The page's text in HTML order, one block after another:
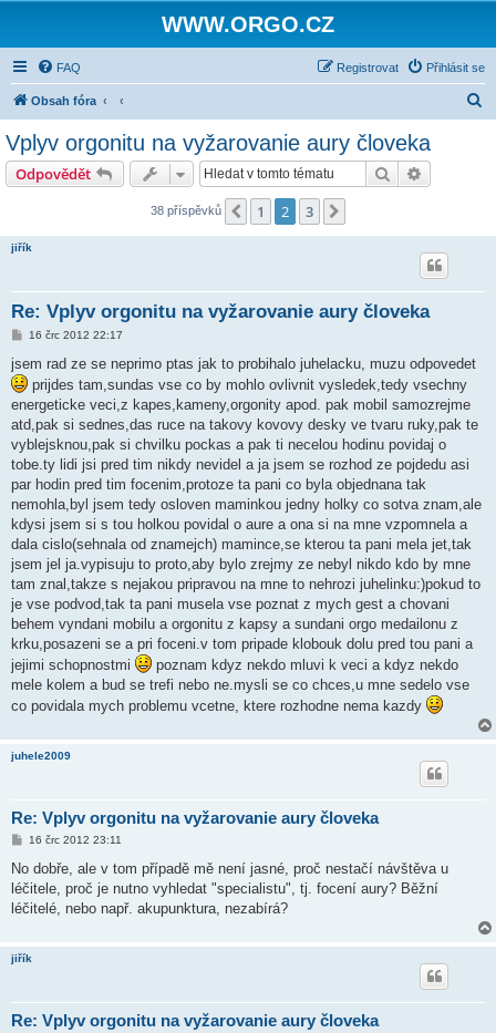
WWW.ORGO.CZ
FAQ Přihlásit se
Registrovat
Obsah fóra
Vplyv orgonitu na vyžarovanie aury človeka
Odpovědět Hledat
38 příspěvků Předchozí
1 2 3
jiřík
Re: Vplyv orgonitu na vyžarovanie aury človeka
P
í
s
p
ě
v
e
k
16 črc 2012 22:17
jsem rad ze se neprimo ptas jak to probihalo juhelacku, muzu odpovedet
prijdes tam,sundas vse co by mohlo ovlivnit vysledek,tedy vsechny
energeticke veci,z kapes,kameny,orgonity apod. pak mobil samozrejme
atd,pak si sednes,das ruce na takovy kovovy desky ve tvaru ruky,pak te
vyblejsknou,pak si chvilku pockas a pak ti necelou hodinu povidaj o
tobe.ty lidi jsi pred tim nikdy nevidel a ja jsem se rozhod ze pojdedu asi
par hodin pred tim focenim,protoze ta pani co byla objednana tak
nemohla,byl jsem tedy osloven maminkou jedny holky co sotva znam,ale
kdysi jsem si s tou holkou povidal o aure a ona si na mne vzpomnela a
dala cislo(sehnala od znamejch) mamince,se kterou ta pani mela jet,tak
jsem jel ja.vypisuju to proto,aby bylo zrejmy ze nebyl nikdo kdo by mne
tam znal,takze s nejakou pripravou na mne to nehrozi juhelinku:)pokud to
je vse podvod,tak ta pani musela vse poznat z mych gest a chovani
behem vyndani mobilu a orgonitu z kapsy a sundani orgo medailonu z
krku,posazeni se a pri foceni.v tom pripade klobouk dolu pred tou pani a
jejimi schopnostmi
poznam kdyz nekdo mluvi k veci a kdyz nekdo
mele kolem a bud se trefi nebo ne.mysli se co chces,u mne sedelo vse
co povidala mych problemu vcetne, ktere rozhodne nema kazdy
juhele2009
Re: Vplyv orgonitu na vyžarovanie aury človeka
P
í
p
ě
k
16 črc 2012 23:11
No dobře, ale v tom případě mě není jasné, proč nestačí návštěva u
léčitele, proč je nutno vyhledat "specialistu", tj. focení aury? Běžní
léčitelé, nebo např. akupunktura, nezabírá?
jiřík
Re: Vplyv orgonitu na vyžarovanie aury človeka